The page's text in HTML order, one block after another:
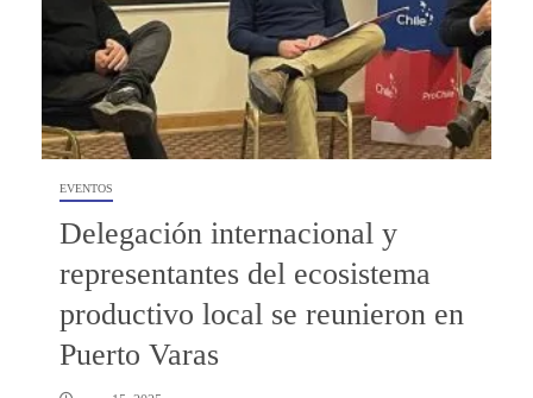
EVENTOS
Delegación internacional y
representantes del ecosistema
productivo local se reunieron en
Puerto Varas